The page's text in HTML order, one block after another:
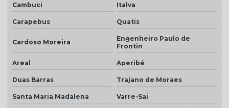
Telha plan cerâmica
Telha plan colonial
Telha plan por m2
Telha plan natural
Telha plan preço
Telha plan resinada
Cambuci Italva
Carapebus Quatis
Cardoso Moreira
Engenheiro Paulo de
Frontin
Areal Aperibé
Duas Barras Trajano de Moraes
Santa Maria Madalena Varre-Sai